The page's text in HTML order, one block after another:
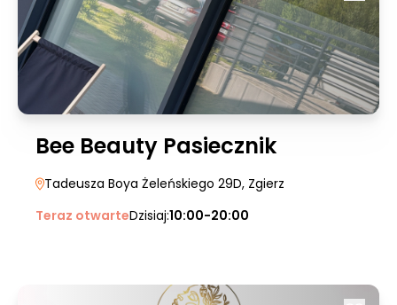
Bee Beauty Pasiecznik
Tadeusza Boya Żeleńskiego 29D, Zgierz
Teraz otwarteDzisiaj:10:00-20:00